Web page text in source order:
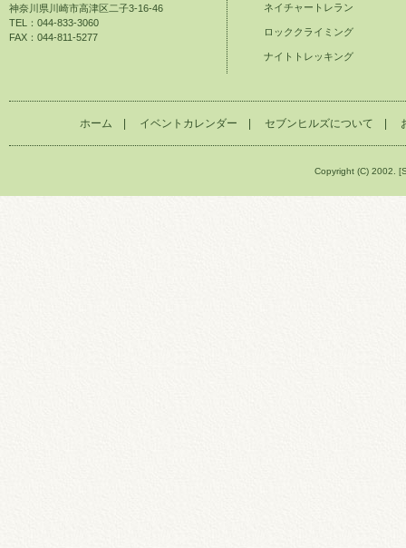
神奈川県川崎市高津区二子3-16-46
TEL：044-833-3060
FAX：044-811-5277
ネイチャートレラン
ロッククライミング
ナイトトレッキング
ホーム イベントカレンダー セブンヒルズについて
Copyright (C) 2002.